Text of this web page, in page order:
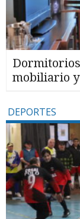
mobiliario
DEPORTES